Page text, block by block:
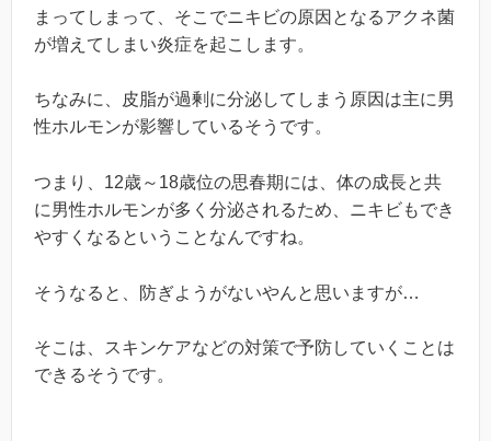
まってしまって、そこでニキビの原因となるアクネ菌
が増えてしまい炎症を起こします。
ちなみに、皮脂が過剰に分泌してしまう原因は主に男
性ホルモンが影響しているそうです。
つまり、12歳～18歳位の思春期には、体の成長と共
に男性ホルモンが多く分泌されるため、ニキビもでき
やすくなるということなんですね。
そうなると、防ぎようがないやんと思いますが…
そこは、スキンケアなどの対策で予防していくことは
できるそうです。